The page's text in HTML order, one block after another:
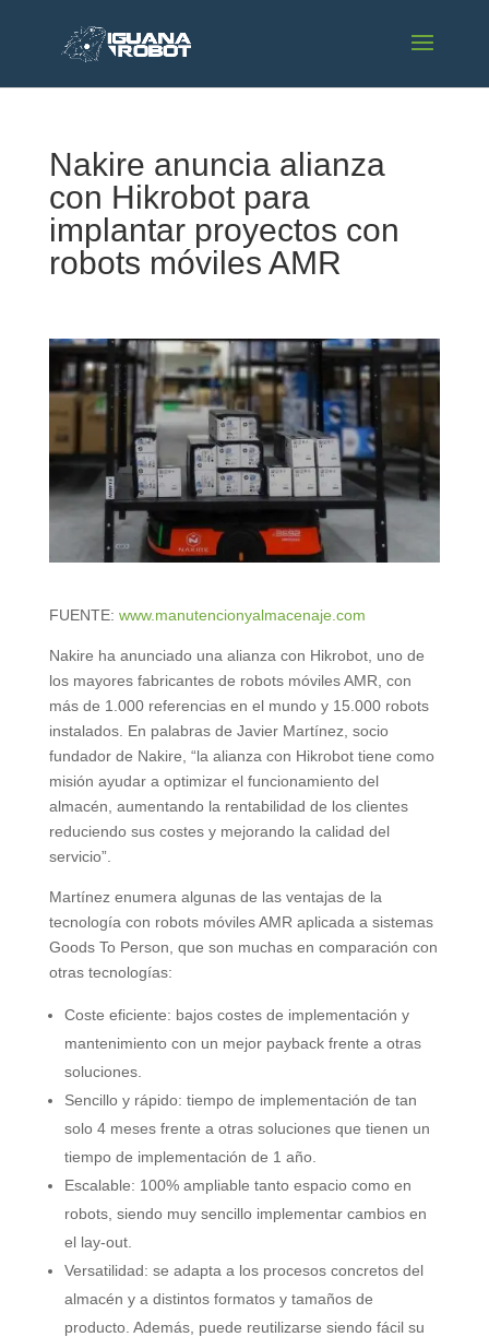
Nakire anuncia alianza
con Hikrobot para
implantar proyectos con
robots móviles AMR
FUENTE: www.manutencionyalmacenaje.com
Nakire ha anunciado una alianza con Hikrobot, uno de
los mayores fabricantes de robots móviles AMR, con
más de 1.000 referencias en el mundo y 15.000 robots
instalados. En palabras de Javier Martínez, socio
fundador de Nakire, “la alianza con Hikrobot tiene como
misión ayudar a optimizar el funcionamiento del
almacén, aumentando la rentabilidad de los clientes
reduciendo sus costes y mejorando la calidad del
servicio”.
Martínez enumera algunas de las ventajas de la
tecnología con robots móviles AMR aplicada a sistemas
Goods To Person, que son muchas en comparación con
otras tecnologías:
Coste eficiente: bajos costes de implementación y
mantenimiento con un mejor payback frente a otras
soluciones.
Sencillo y rápido: tiempo de implementación de tan
solo 4 meses frente a otras soluciones que tienen un
tiempo de implementación de 1 año.
Escalable: 100% ampliable tanto espacio como en
robots, siendo muy sencillo implementar cambios en
el lay-out.
Versatilidad: se adapta a los procesos concretos del
almacén y a distintos formatos y tamaños de
producto. Además, puede reutilizarse siendo fácil su